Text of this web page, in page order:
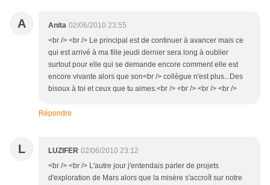
A Anita 02/06/2010 23:55
<br /> <br /> Le principal est de continuer à avancer mais ce
qui est arrivé à ma fille jeudi dernier sera long à oublier
surtout pour elle qui se demande encore comment elle est
encore vivante alors que son<br /> collègue n'est plus...Des
bisoux à toi et ceux que tu aimes.<br /> <br /> <br /> <br />
Répondre
L LUZIFER 02/06/2010 23:12
<br /> <br /> L'autre jour j'entendais parler de projets
d'exploration de Mars alors que la misère s'accroît sur notre